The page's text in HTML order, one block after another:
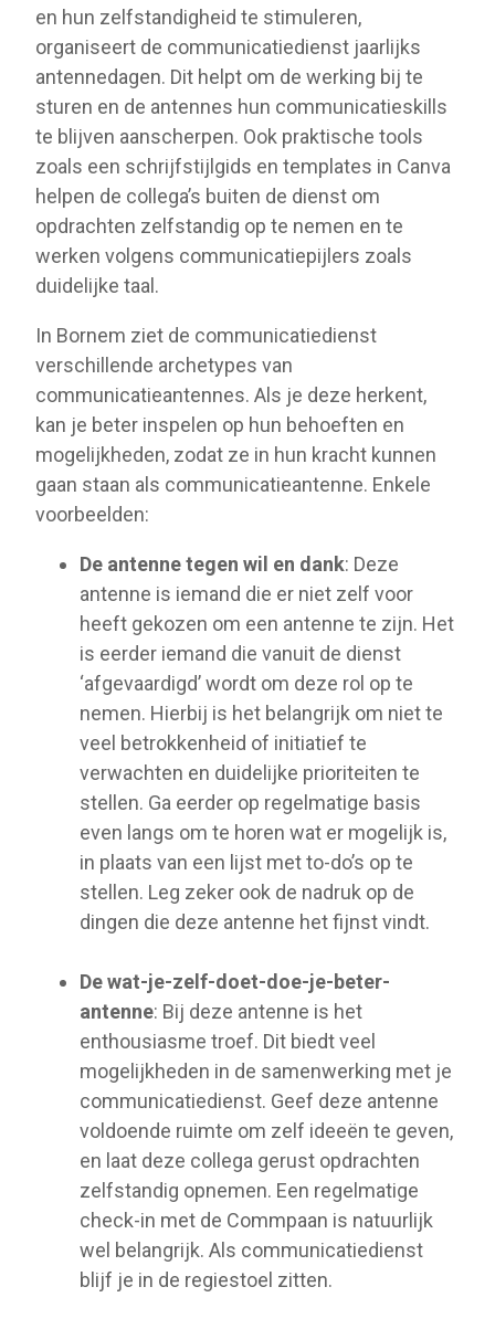
en hun zelfstandigheid te stimuleren,
organiseert de communicatiedienst jaarlijks
antennedagen. Dit helpt om de werking bij te
sturen en de antennes hun communicatieskills
te blijven aanscherpen. Ook praktische tools
zoals een schrijfstijlgids en templates in Canva
helpen de collega’s buiten de dienst om
opdrachten zelfstandig op te nemen en te
werken volgens communicatiepijlers zoals
duidelijke taal.
In Bornem ziet de communicatiedienst
verschillende archetypes van
communicatieantennes. Als je deze herkent,
kan je beter inspelen op hun behoeften en
mogelijkheden, zodat ze in hun kracht kunnen
gaan staan als communicatieantenne. Enkele
voorbeelden:
De antenne tegen wil en dank: Deze
antenne is iemand die er niet zelf voor
heeft gekozen om een antenne te zijn. Het
is eerder iemand die vanuit de dienst
‘afgevaardigd’ wordt om deze rol op te
nemen. Hierbij is het belangrijk om niet te
veel betrokkenheid of initiatief te
verwachten en duidelijke prioriteiten te
stellen. Ga eerder op regelmatige basis
even langs om te horen wat er mogelijk is,
in plaats van een lijst met to-do’s op te
stellen. Leg zeker ook de nadruk op de
dingen die deze antenne het fijnst vindt.
De wat-je-zelf-doet-doe-je-beter-
antenne: Bij deze antenne is het
enthousiasme troef. Dit biedt veel
mogelijkheden in de samenwerking met je
communicatiedienst. Geef deze antenne
voldoende ruimte om zelf ideeën te geven,
en laat deze collega gerust opdrachten
zelfstandig opnemen. Een regelmatige
check-in met de Commpaan is natuurlijk
wel belangrijk. Als communicatiedienst
blijf je in de regiestoel zitten.